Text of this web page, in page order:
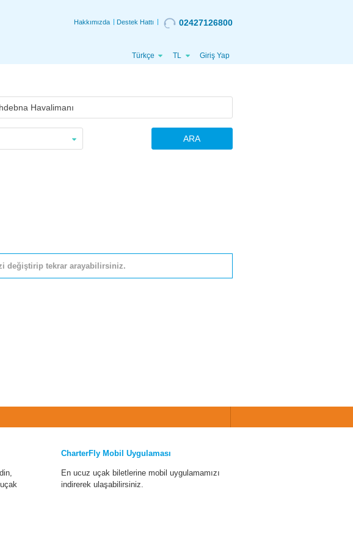
Hakkımızda Destek Hattı 02427126800
Türkçe TL Giriş Yap
ARA
değiştirip tekrar arayabilirsiniz.
CharterFly Mobil Uygulaması
En ucuz uçak biletlerine mobil uygulamamızı
indirerek ulaşabilirsiniz.